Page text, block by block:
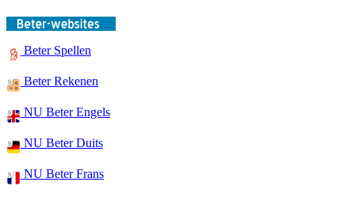
Beter Spellen
Beter Rekenen
NU Beter Engels
NU Beter Duits
NU Beter Frans